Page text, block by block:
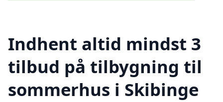
Indhent altid mindst 3
tilbud på tilbygning til
sommerhus i Skibinge